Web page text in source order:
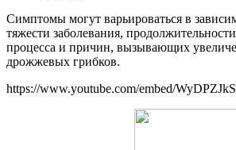
Симптомы могут варьироваться в
тяжести заболевания,
процесса и причин, вызывающих
дрожжевых грибков.
https://www.youtube.com/embed/